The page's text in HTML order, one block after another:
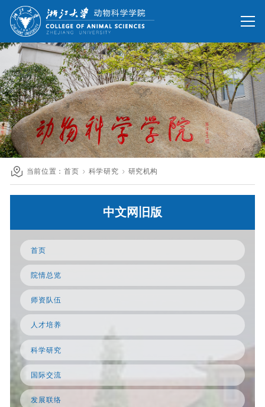
网站首页
院情总览
师资队伍
人才培养
科学研究
国际交流
发展联络
英文网站
旧版回顾
当前位置：首页 科学研究 研究机构
中文网旧版
首页
院情总览
师资队伍
人才培养
科学研究
国际交流
发展联络